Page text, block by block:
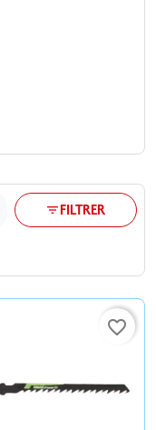
filter_listFILTRER
favorite_border